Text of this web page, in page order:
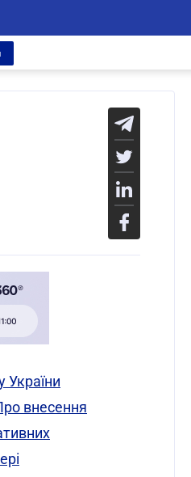
України
внесення